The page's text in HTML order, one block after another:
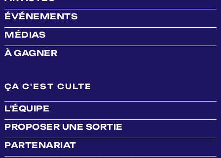
ÉVÉNEMENTS
MÉDIAS
À GAGNER
ÇA C'EST CULTE
L'ÉQUIPE
PROPOSER UNE SORTIE
PARTENARIAT